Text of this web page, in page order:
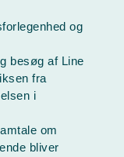
og
besøg af Line
fra
i
om
bliver